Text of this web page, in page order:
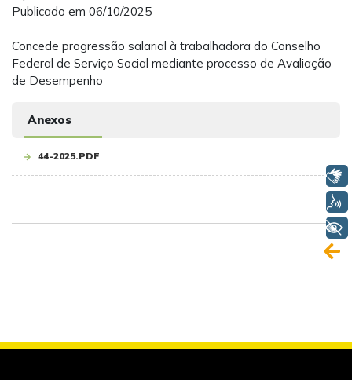
Publicado em 06/10/2025
Concede progressão salarial à trabalhadora do Conselho
Federal de Serviço Social mediante processo de Avaliação
de Desempenho
Anexos
44-2025.PDF
Libras
+ Acessibilidade